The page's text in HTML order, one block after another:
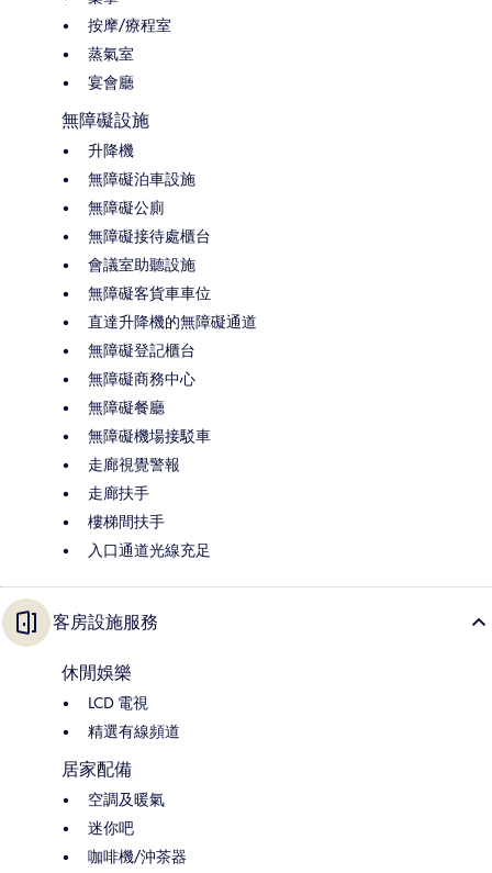
按摩/療程室
蒸氣室
宴會廳
無障礙設施
升降機
無障礙泊車設施
無障礙公廁
無障礙接待處櫃台
會議室助聽設施
無障礙客貨車車位
直達升降機的無障礙通道
無障礙登記櫃台
無障礙商務中心
無障礙餐廳
無障礙機場接駁車
走廊視覺警報
走廊扶手
樓梯間扶手
入口通道光線充足
客房設施服務
休閒娛樂
LCD 電視
精選有線頻道
居家配備
空調及暖氣
迷你吧
咖啡機/沖茶器